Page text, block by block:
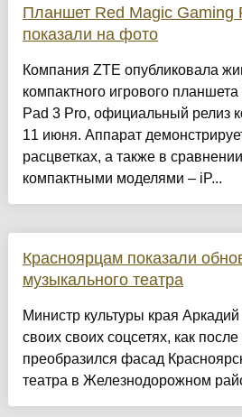
Планшет Red Magic Gaming
показали на фото
Компания ZTE опубликовала
компактного игрового
Pad 3 Pro, официальный релиз
11 июня. Аппарат
расцветках, а также в
компактными моделями – iP...
Красноярцам показали
музыкального театра
Министр культуры края
своих своих соцсетях, как
преобразился фасад
театра в Железнодорожном